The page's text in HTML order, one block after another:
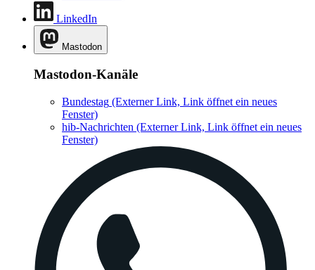
LinkedIn
Mastodon
Mastodon-Kanäle
Bundestag (Externer Link, Link öffnet ein neues
Fenster)
hib-Nachrichten (Externer Link, Link öffnet ein neues
Fenster)